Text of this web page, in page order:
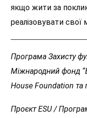
якщо жити за
реалізовувати свої
Програма Захисту
Міжнародний фонд
House Foundation та
Проєкт ESU /